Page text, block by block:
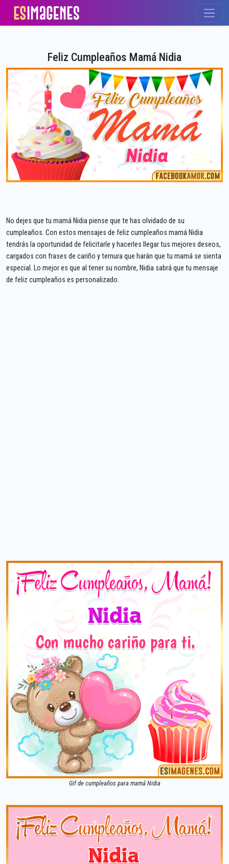
Feliz Cumpleaños Mamá Nidia
No dejes que tu mamá Nidia piense que te has olvidado de su
cumpleaños. Con estos mensajes de feliz cumpleaños mamá Nidia
tendrás la oportunidad de felicitarle y hacerles llegar tus mejores deseos,
cargados con frases de cariño y ternura que harán que tu mamá se sienta
especial. Lo mejor es que al tener su nombre, Nidia sabrá que tu mensaje
de feliz cumpleaños es personalizado.
Gif de cumpleaños para mamá Nidia